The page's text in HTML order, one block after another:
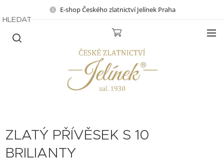
E-shop Českého zlatnictví Jelínek Praha
HLEDAT
ZLATÝ PŘÍVĚSEK S 10
BRILIANTY